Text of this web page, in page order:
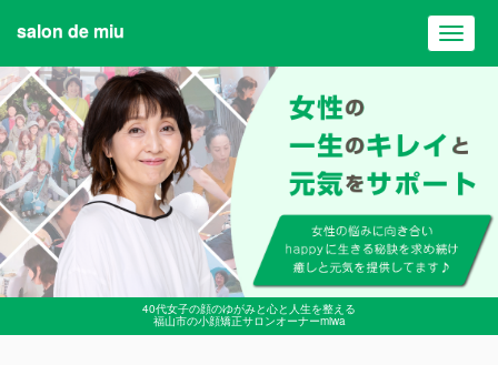
40代女子の顔のゆがみと心と人生を整える
福山市の小顔矯正サロンオーナーmiwa
salon de miu